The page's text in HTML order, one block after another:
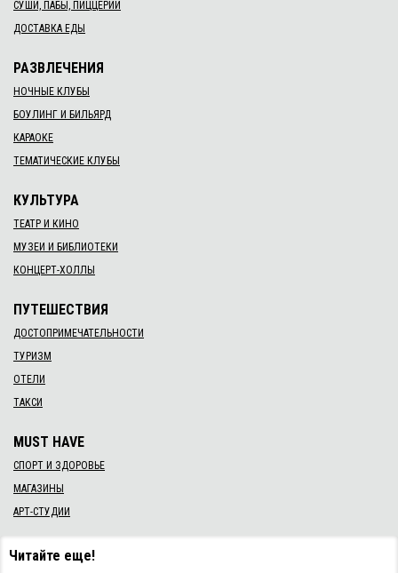
СУШИ, ПАБЫ, ПИЦЦЕРИИ
ДОСТАВКА ЕДЫ
РАЗВЛЕЧЕНИЯ
НОЧНЫЕ КЛУБЫ
БОУЛИНГ И БИЛЬЯРД
КАРАОКЕ
ТЕМАТИЧЕСКИЕ КЛУБЫ
КУЛЬТУРА
ТЕАТР И КИНО
МУЗЕИ И БИБЛИОТЕКИ
КОНЦЕРТ-ХОЛЛЫ
ПУТЕШЕСТВИЯ
ДОСТОПРИМЕЧАТЕЛЬНОСТИ
ТУРИЗМ
ОТЕЛИ
ТАКСИ
MUST HAVE
СПОРТ И ЗДОРОВЬЕ
МАГАЗИНЫ
АРТ-СТУДИИ
Читайте еще!